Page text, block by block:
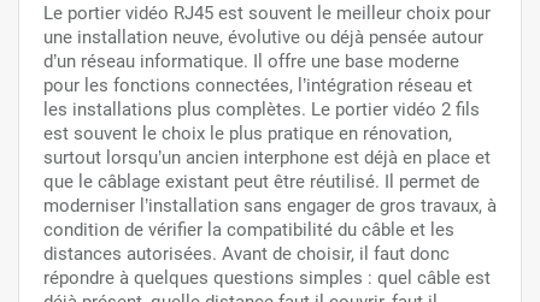
Le portier vidéo RJ45 est souvent le meilleur choix pour
une installation neuve, évolutive ou déjà pensée autour
d’un réseau informatique. Il offre une base moderne
pour les fonctions connectées, l’intégration réseau et
les installations plus complètes. Le portier vidéo 2 fils
est souvent le choix le plus pratique en rénovation,
surtout lorsqu’un ancien interphone est déjà en place et
que le câblage existant peut être réutilisé. Il permet de
moderniser l’installation sans engager de gros travaux, à
condition de vérifier la compatibilité du câble et les
distances autorisées. Avant de choisir, il faut donc
répondre à quelques questions simples : quel câble est